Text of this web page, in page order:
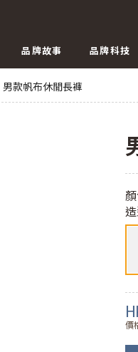
品牌故事 品牌科技
男款帆布休閒長褲
價